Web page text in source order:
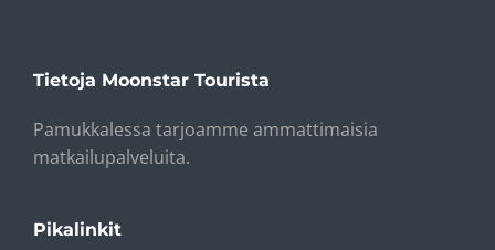
Tietoja Moonstar Tourista
Pamukkalessa tarjoamme ammattimaisia ​​
matkailupalveluita.
Pikalinkit